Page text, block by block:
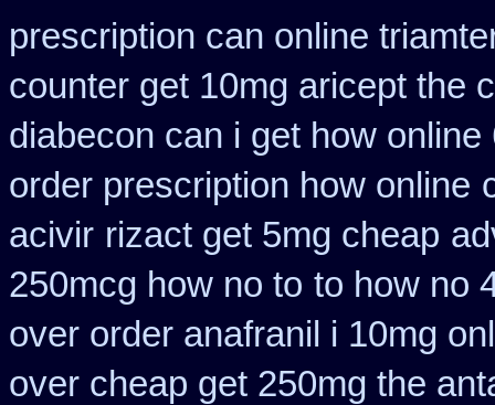
prescription can online
counter get 10mg aricept the
diabecon can i get how online
order prescription how online
acivir rizact get 5mg cheap
250mcg how no to to how no
over order anafranil i 10mg
over cheap get 250mg the